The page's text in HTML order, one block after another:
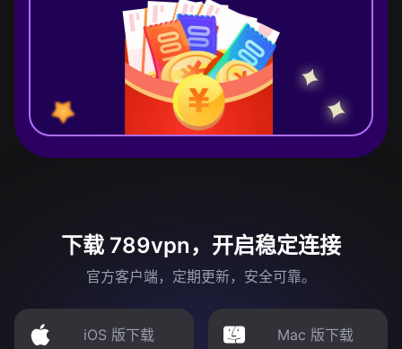
下载 789vpn，开启稳定连接
官方客户端，定期更新，安全可靠。
iOS 版下载 Mac 版下载